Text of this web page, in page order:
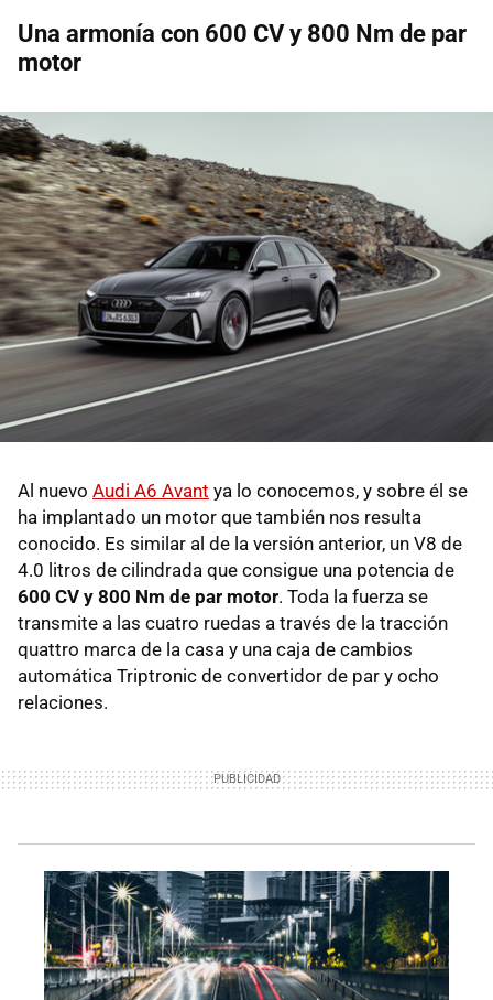
Una armonía con 600 CV y 800 Nm de par
motor
Al nuevo Audi A6 Avant ya lo conocemos, y sobre él se
ha implantado un motor que también nos resulta
conocido. Es similar al de la versión anterior, un V8 de
4.0 litros de cilindrada que consigue una potencia de
600 CV y 800 Nm de par motor. Toda la fuerza se
transmite a las cuatro ruedas a través de la tracción
quattro marca de la casa y una caja de cambios
automática Triptronic de convertidor de par y ocho
relaciones.